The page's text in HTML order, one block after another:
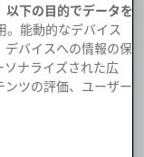
下の目的でデータを
。能動的なデバイス
バイスへの情報の保
ナライズされた広
ツの評価、ユーザー